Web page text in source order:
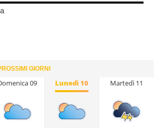
GIORNI
09 Lunedì 10 Martedì 11